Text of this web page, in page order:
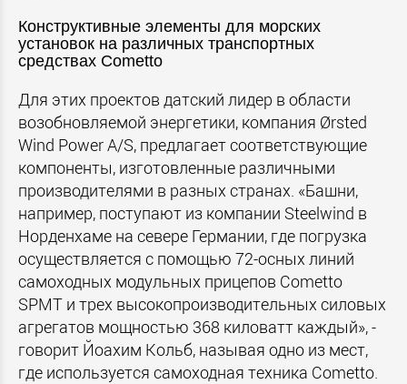
Конструктивные элементы для морских
установок на различных транспортных
средствах Cometto
Для этих проектов датский лидер в области
возобновляемой энергетики, компания Ørsted
Wind Power A/S, предлагает соответствующие
компоненты, изготовленные различными
производителями в разных странах. «Башни,
например, поступают из компании Steelwind в
Норденхаме на севере Германии, где погрузка
осуществляется с помощью 72-осных линий
самоходных модульных прицепов Cometto
SPMT и трех высокопроизводительных силовых
агрегатов мощностью 368 киловатт каждый», -
говорит Йоахим Кольб, называя одно из мест,
где используется самоходная техника Cometto.